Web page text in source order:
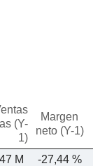
(Y-
1)
Margen
neto (Y-1)
M -27,44 %